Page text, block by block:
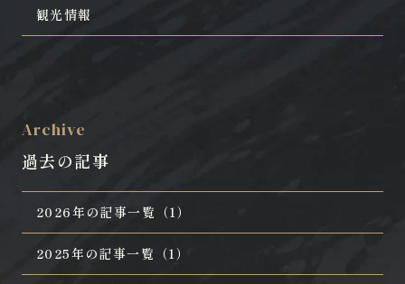
観光情報
Archive
過去の記事
2026年の記事一覧（1）
2025年の記事一覧（1）